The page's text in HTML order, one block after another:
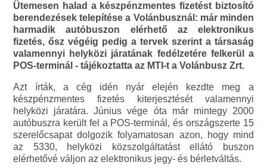
Ütemesen halad a készpénzmentes fizetést biztosító
berendezések telepítése a Volánbusznál: már minden
harmadik autóbuszon elérhető az elektronikus
fizetés, ősz végéig pedig a tervek szerint a társaság
valamennyi helyközi járatának fedélzetére felkerül a
POS-terminál - tájékoztatta az MTI-t a Volánbusz Zrt.
Azt írták, a cég idén nyár elején kezdte meg a
készpénzmentes fizetés kiterjesztését valamennyi
helyközi járatára. Június vége óta már mintegy 2000
autóbuszra került fel a POS-terminál, és országszerte 15
szerelőcsapat dolgozik folyamatosan azon, hogy mind
az 5330, helyközi közszolgáltatást ellátó buszon
elérhetővé váljon az elektronikus jegy- és bérletváltás.